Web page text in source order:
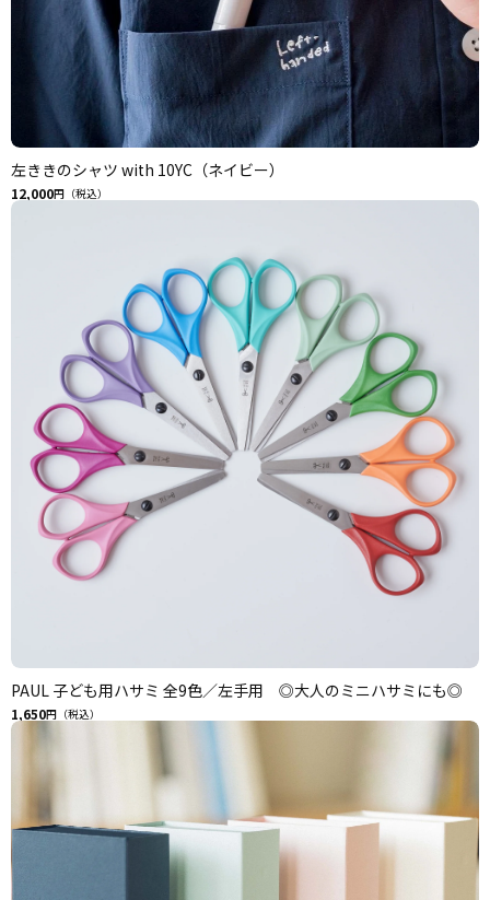
左ききのシャツ with 10YC（ネイビー）
12,000円（税込）
PAUL 子ども用ハサミ 全9色／左手用 ◎大人のミニハサミにも◎
1,650円（税込）